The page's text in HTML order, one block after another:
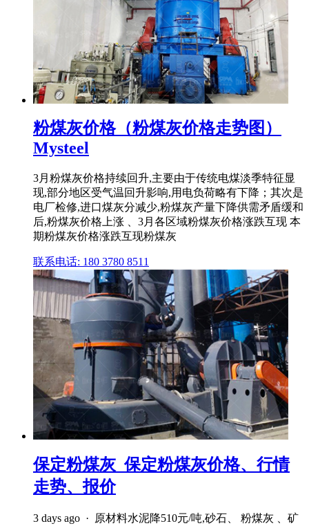
粉煤灰价格（粉煤灰价格走势图）
Mysteel
3月粉煤灰价格持续回升,主要由于传统电煤淡季特征显
现,部分地区受气温回升影响,用电负荷略有下降；其次是
电厂检修,进口煤灰分减少,粉煤灰产量下降供需矛盾缓和
后,粉煤灰价格上涨 、3月各区域粉煤灰价格涨跌互现 本
期粉煤灰价格涨跌互现粉煤灰
联系电话: 180 3780 8511
保定粉煤灰_保定粉煤灰价格、行情
走势、报价
3 days ago · 原材料水泥降510元/吨,砂石、 粉煤灰 、矿